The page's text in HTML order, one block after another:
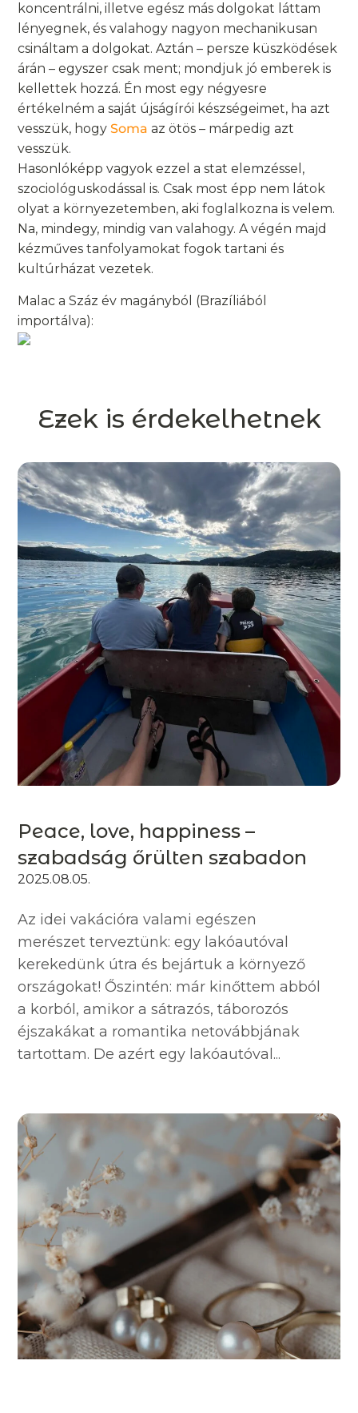
koncentrálni, illetve egész más dolgokat láttam
lényegnek, és valahogy nagyon mechanikusan
csináltam a dolgokat. Aztán – persze küszködések
árán – egyszer csak ment; mondjuk jó emberek is
kellettek hozzá. Én most egy négyesre
értékelném a saját újságírói készségeimet, ha azt
vesszük, hogySoma az ötös – márpedig azt
vesszük.
Hasonlóképp vagyok ezzel a stat elemzéssel,
szociológuskodással is. Csak most épp nem látok
olyat a környezetemben, aki foglalkozna is velem.
Na, mindegy, mindig van valahogy. A végén majd
kézműves tanfolyamokat fogok tartani és
kultúrházat vezetek.
Malac a Száz év magányból (Brazíliából
importálva):
Ezek is érdekelhetnek
Peace, love, happiness –
szabadság őrülten szabadon
2025.08.05.
Az idei vakációra valami egészen
merészet terveztünk: egy lakóautóval
kerekedünk útra és bejártuk a környező
országokat! Őszintén: már kinőttem abból
a korból, amikor a sátrazós, táborozós
éjszakákat a romantika netovábbjának
tartottam. De azért egy lakóautóval...